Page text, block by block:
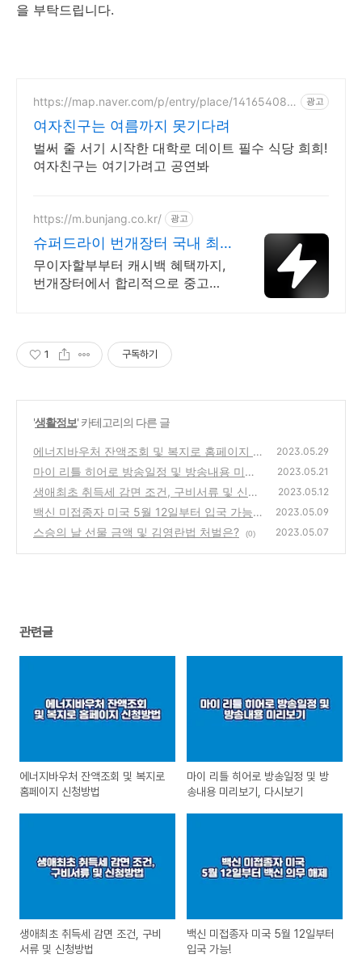
을 부탁드립니다.
https://map.naver.com/p/entry/place/141654083
광고
여자친구는 여름까지 못기다려
벌써 줄 서기 시작한 대학로 데이트 필수 식당 희희!
여자친구는 여기가려고 공연봐
https://m.bunjang.co.kr/ 광고
슈퍼드라이 번개장터 국내 최
대 브랜드 중고거래
무이자할부부터 캐시백 혜택까지,
번개장터에서 합리적으로 중고거
1 구독하기
'생활정보' 카테고리의 다른 글
에너지바우처 잔액조회 및 복지로 홈페이지 신
청방법
(0)
2023.05.29
마이 리틀 히어로 방송일정 및 방송내용 미리
보기, 다시보기
(0)
2023.05.21
생애최초 취득세 감면 조건, 구비서류 및 신청
방법
(0)
2023.05.12
백신 미접종자 미국 5월 12일부터 입국 가능!
(1)
2023.05.09
스승의 날 선물 금액 및 김영란법 처벌은? (0) 2023.05.07
관련글
에너지바우처 잔액조회 및 복지로
홈페이지 신청방법
마이 리틀 히어로 방송일정 및 방
송내용 미리보기, 다시보기
생애최초 취득세 감면 조건, 구비
서류 및 신청방법
백신 미접종자 미국 5월 12일부터
입국 가능!